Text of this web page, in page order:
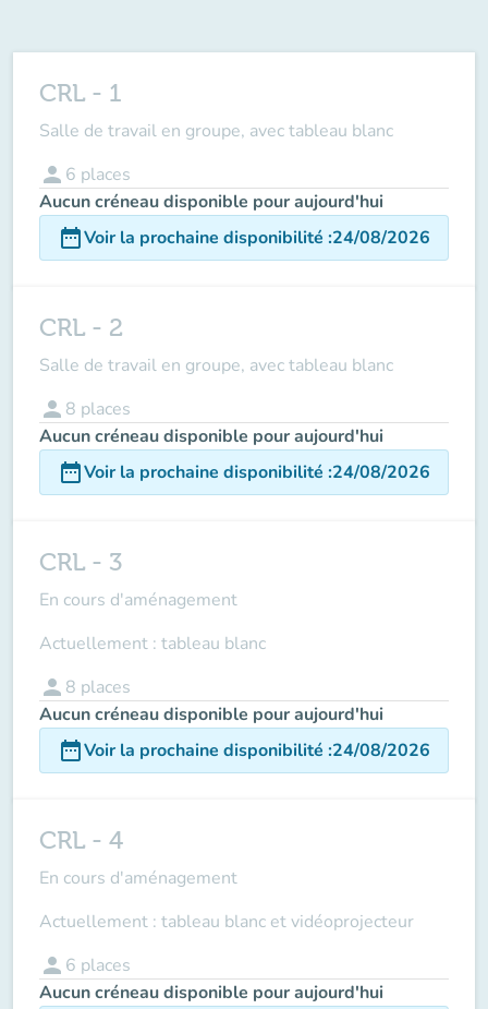
CRL - 1
Salle de travail en groupe, avec tableau blanc
person 6 places
Aucun créneau disponible pour aujourd'hui
date_rangeVoir la prochaine disponibilité :24/08/2026
CRL - 2
Salle de travail en groupe, avec tableau blanc
person 8 places
Aucun créneau disponible pour aujourd'hui
date_rangeVoir la prochaine disponibilité :24/08/2026
CRL - 3
En cours d'aménagement
Actuellement : tableau blanc
person 8 places
Aucun créneau disponible pour aujourd'hui
date_rangeVoir la prochaine disponibilité :24/08/2026
CRL - 4
En cours d'aménagement
Actuellement : tableau blanc et vidéoprojecteur
person 6 places
Aucun créneau disponible pour aujourd'hui